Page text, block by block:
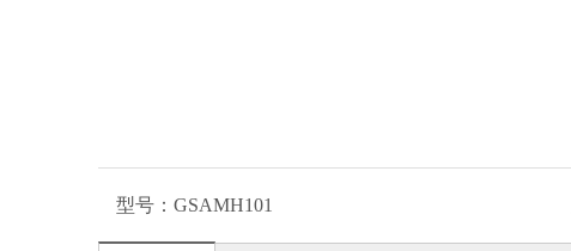
型号： GSAMH101